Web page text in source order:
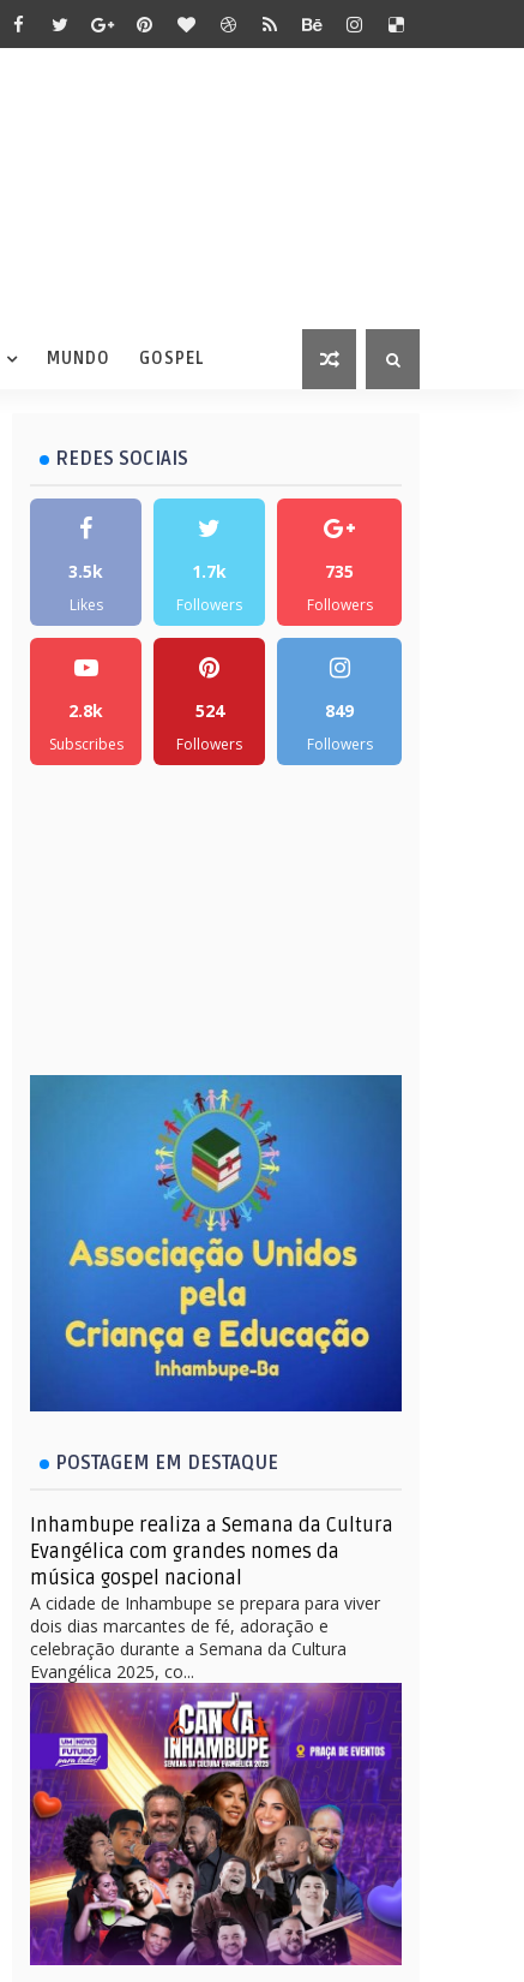
MUNDO GOSPEL
REDES SOCIAIS
3.5k
Likes
1.7k
Followers
735
Followers
2.8k
Subscribes
524
Followers
849
Followers
POSTAGEM EM DESTAQUE
Inhambupe realiza a Semana da Cultura
Evangélica com grandes nomes da
música gospel nacional
A cidade de Inhambupe se prepara para viver
dois dias marcantes de fé, adoração e
celebração durante a Semana da Cultura
Evangélica 2025, co...